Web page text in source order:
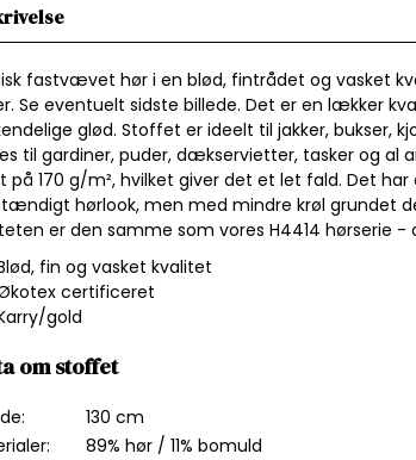
fastvævet hør i en blød, fintrådet og vasket
Se eventuelt sidste billede. Det er en lækker
glød. Stoffet er ideelt til jakker, bukser,
til gardiner, puder, dækservietter, tasker og al
170 g/m², hvilket giver det et let fald. Det
hørlook, men med mindre krøl grundet
er den samme som vores H4414 hørserie
fin og vasket kvalitet
certificeret
gold
om stoffet
130 cm
89% hør / 11% bomuld